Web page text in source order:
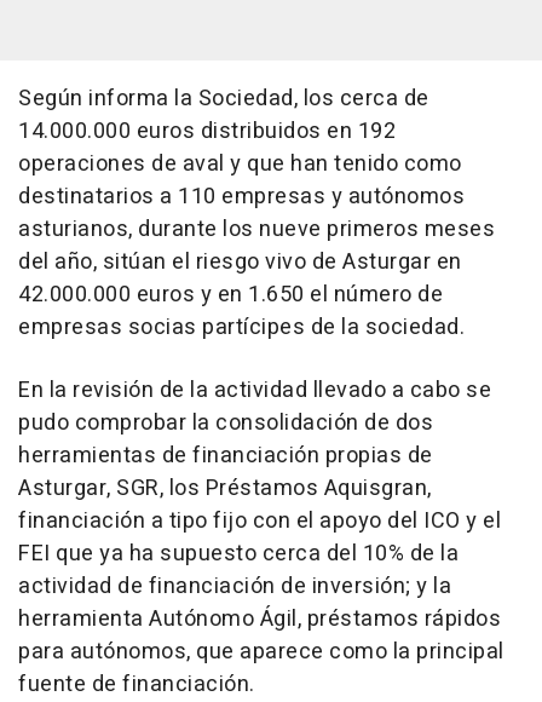
Según informa la Sociedad, los cerca de
14.000.000 euros distribuidos en 192
operaciones de aval y que han tenido como
destinatarios a 110 empresas y autónomos
asturianos, durante los nueve primeros meses
del año, sitúan el riesgo vivo de Asturgar en
42.000.000 euros y en 1.650 el número de
empresas socias partícipes de la sociedad.
En la revisión de la actividad llevado a cabo se
pudo comprobar la consolidación de dos
herramientas de financiación propias de
Asturgar, SGR, los Préstamos Aquisgran,
financiación a tipo fijo con el apoyo del ICO y el
FEI que ya ha supuesto cerca del 10% de la
actividad de financiación de inversión; y la
herramienta Autónomo Ágil, préstamos rápidos
para autónomos, que aparece como la principal
fuente de financiación.